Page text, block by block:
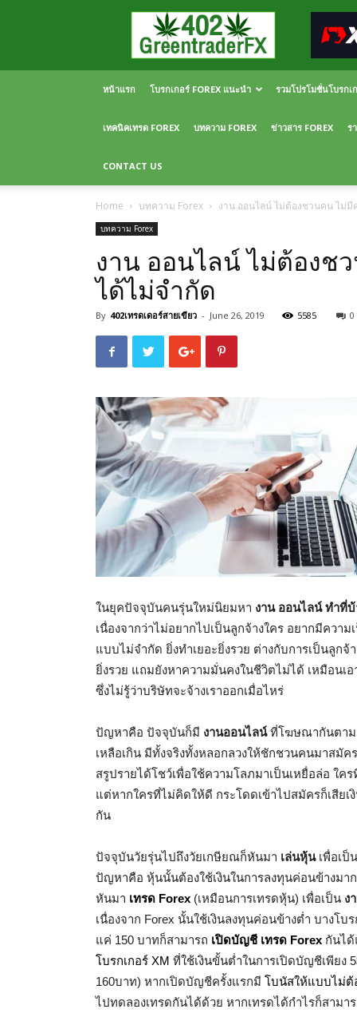
Greentraderfx
ความ
FOREX
เปิด
หน้าแรก โบรกเกอร์ FOREX แนะนำ รวมโปรโมชั่นโบรกเ
เทคนิคเทรด FOREX บทความ FOREX ข่าวสาร FOREX ร
CONTACT US
Home บทความ Forex งาน ออนไลน์ ไม่ต้องชวนคน ไม่มี
บทความ Forex
งาน ออนไลน์ ไม่ต้องช
ได้ไม่จำกัด
By 402เทรดเดอร์สายเขียว - June 26, 2019 5585 0
ในยุคปัจจุบันคนรุ่นใหม่นิยมหา งาน ออนไลน์ ทำที่
เนื่องจากว่าไม่อยากไปเป็นลูกจ้างใคร อยากมีความ
แบบไม่จำกัด ยิ่งทำเยอะยิ่งรวย ต่างกับการเป็นลูก
ยิ่งรวย แถมยังหาความมั่นคงในชีวิตไม่ได้ เหมือนเ
ซึ่งไม่รู้ว่าบริษัทจะจ้างเราออกเมื่อไหร่
ปัญหาคือ ปัจจุบันก็มี งานออนไลน์ที่โฆษณากันตาม
เหลือเกิน มีทั้งจริงทั้งหลอกลวงให้ชักชวนคนมาสมัค
สรูปรายได้โชว์เพื่อใช้ความโลภมาเป็นเหยื่อล่อ ใค
แต่หากใครที่ไม่คิดให้ดี กระโดดเข้าไปสมัครก็เสียเ
กัน
ปัจจุบันวัยรุ่นไปถึงวัยเกษียณก็หันมา เล่นหุ้นเพื่อเป็
ปัญหาคือ หุ้นนั้นต้องใช้เงินในการลงทุนค่อนข้างมา
หันมา เทรด Forex (เหมือนการเทรดหุ้น) เพื่อเป็น ง
เนื่องจาก Forex นั้นใช้เงินลงทุนค่อนข้างต่ำ บางโบร
แค่ 150 บาทก็สามารถ เปิดบัญชี เทรด Forex กันได้
โบรกเกอร์ XM ที่ใช้เงินขั้นต่ำในการเปิดบัญชีเพียง
160บาท) หากเปิดบัญชีครั้งแรกมี โบนัสให้แบบไม่ต้
ไปทดลองเทรดกันได้ด้วย หากเทรดได้กำไรก็สามา